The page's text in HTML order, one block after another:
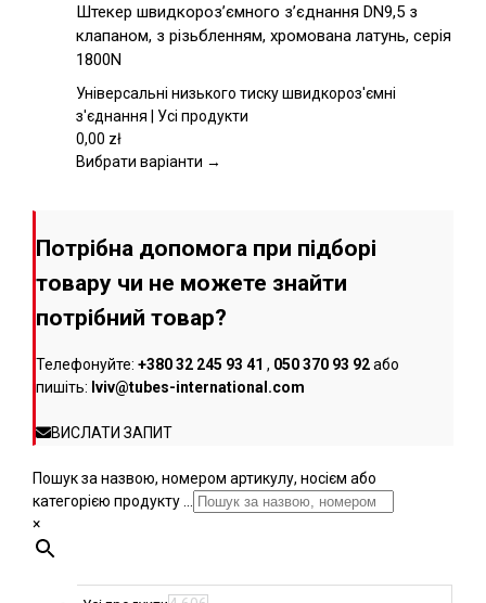
має
кілька
Параметри
можна
на
Штекер швидкороз’ємного з’єднання DN9,5 з
клапаном, з різьбленням, хромована латунь, серія
1800N
Універсальні низького тиску швидкороз'ємні
з'єднання | Усі продукти
0,00 zł
Вибрати варіанти →
Потрібна допомога при підборі
товару чи не можете знайти
потрібний товар?
Телефонуйте: +380 32 245 93 41 , 050 370 93 92або
пишіть: lviv@tubes-international.com
ВИСЛАТИ ЗАПИТ
Пошук за назвою, номером артикулу, носієм або
категорією продукту ...
×